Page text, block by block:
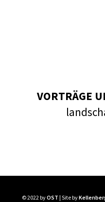
VORTRÄGE
© 2022 byOST | Site by